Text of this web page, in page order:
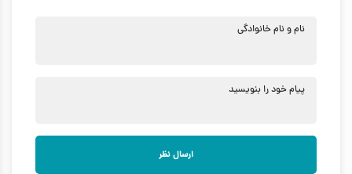
نام و نام خانوادگی
پیام خود را بنویسید
ارسال نظر